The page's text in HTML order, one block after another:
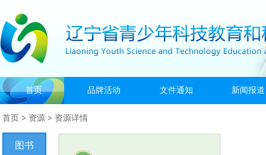
首页 品牌活动 文件通知 新闻报道
首页 > 资源 > 资源详情
图书